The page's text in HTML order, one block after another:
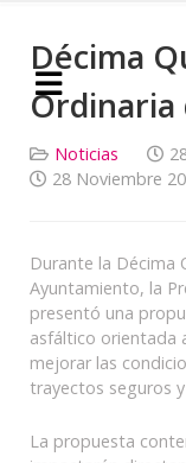
Décima
Noticias
28 Noviembre
Durante la Décima
Ayuntamiento, la
presentó una
asfáltico orientada
mejorar las
trayectos seguros
La propuesta